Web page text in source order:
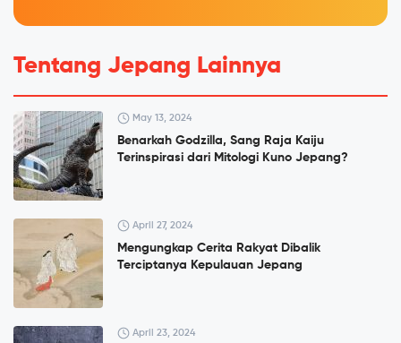
Tentang Jepang Lainnya
May 13, 2024
Benarkah Godzilla, Sang Raja Kaiju
Terinspirasi dari Mitologi Kuno Jepang?
April 27, 2024
Mengungkap Cerita Rakyat Dibalik
Terciptanya Kepulauan Jepang
April 23, 2024